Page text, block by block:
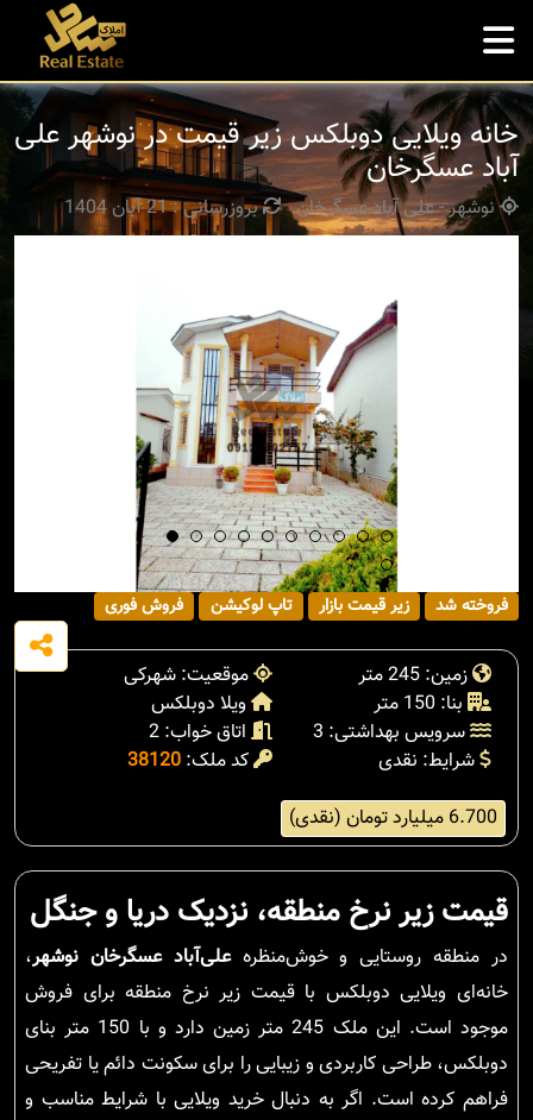
خانه ویلایی دوبلکس زیر قیمت در نوشهر علی
آباد عسگرخان
نوشهر - علی آباد عسگرخان بروزرسانی : 21 آبان 1404
فروخته شد زیر قیمت بازار تاپ لوکیشن فروش فوری
زمین: 245 متر
موقعیت: شهرکی
بنا: 150 متر
ویلا دوبلکس
سرویس بهداشتی: 3
اتاق خواب: 2
شرایط: نقدی
کد ملک: 38120
6.700 میلیارد تومان (نقدی)
قیمت زیر نرخ منطقه، نزدیک دریا و جنگل
در منطقه روستایی و خوش‌منظرهعلی‌آباد عسگرخان نوشهر،
خانه‌ای ویلایی دوبلکس با قیمت زیر نرخ منطقه برای فروش
موجود است. این ملک 245 متر زمین دارد و با 150 متر بنای
دوبلکس، طراحی کاربردی و زیبایی را برای سکونت دائم یا تفریحی
فراهم کرده است. اگر به دنبال خرید ویلایی با شرایط مناسب و